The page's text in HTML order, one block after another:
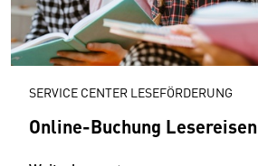
SERVICE CENTER LESEFÖRDERUNG
Online-Buchung Lesereisen